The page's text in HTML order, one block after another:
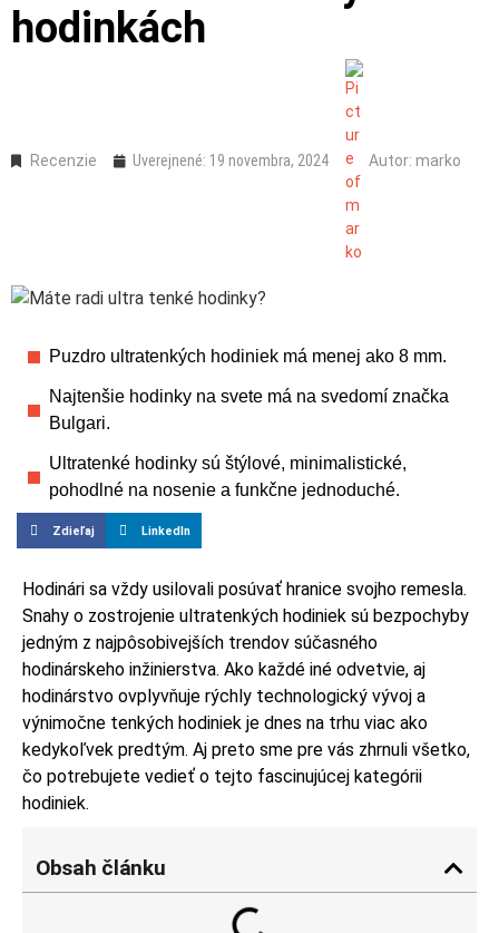
hodinkách
Recenzie Uverejnené: 19 novembra, 2024 Autor: marko
Puzdro ultratenkých hodiniek má menej ako 8 mm.
Najtenšie hodinky na svete má na svedomí značka
Bulgari.
Ultratenké hodinky sú štýlové, minimalistické,
pohodlné na nosenie a funkčne jednoduché.
Zdieľaj LinkedIn
Hodinári sa vždy usilovali posúvať hranice svojho remesla.
Snahy o zostrojenie ultratenkých hodiniek sú bezpochyby
jedným z najpôsobivejších trendov súčasného
hodinárskeho inžinierstva. Ako každé iné odvetvie, aj
hodinárstvo ovplyvňuje rýchly technologický vývoj a
výnimočne tenkých hodiniek je dnes na trhu viac ako
kedykoľvek predtým. Aj preto sme pre vás zhrnuli všetko,
čo potrebujete vedieť o tejto fascinujúcej kategórii
hodiniek.
Obsah článku